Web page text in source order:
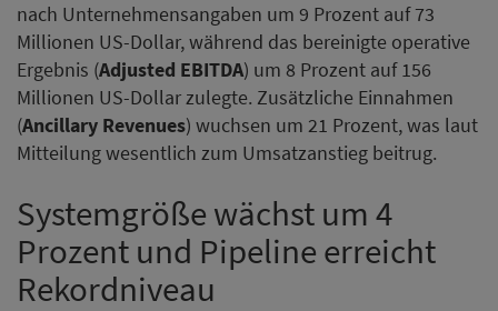
nach Unternehmensangaben um 9 Prozent auf 73
Millionen US-Dollar, während das bereinigte operative
Ergebnis (Adjusted EBITDA) um 8 Prozent auf 156
Millionen US-Dollar zulegte. Zusätzliche Einnahmen
(Ancillary Revenues) wuchsen um 21 Prozent, was laut
Mitteilung wesentlich zum Umsatzanstieg beitrug.
Systemgröße wächst um 4
Prozent und Pipeline erreicht
Rekordniveau